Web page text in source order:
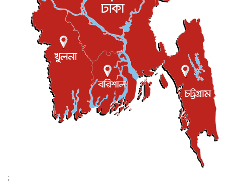
প্রধানমন্ত্রীকে সৌদি আরব সফরের আমন্ত্রণ
জাতীয় ৫ আগস্ট, ২০২৬
জুলাই গণ-অভ্যুত্থান দিবস আজ, স্মরণে দেশজুড়ে কর্মসূচি
জাতীয় ৫ আগস্ট, ২০২৬
জনগণ পরিবর্তন চেয়েছে বলেই জুলাই আন্দোলন সফল :
৫ আগস্ট, ২০২৬
বেনজীর আহমেদের সঙ্গে পরীমনির ঘনিষ্ঠ সম্পর্ক ছিল : নাসির
মাহম...
জাতীয় ৫ আগস্ট, ২০২৬
হরমুজ নিয়ে ইরান-মার্কিন চুক্তি হতে পারে আজ : মার্কিন অর্থমন...
৫ আগস্ট, ২০২৬
পৃথিবীর দিকে আসছে বিধ্বংসী বস্তু, পারমাণবিক বোমা দিয়ে করা
;